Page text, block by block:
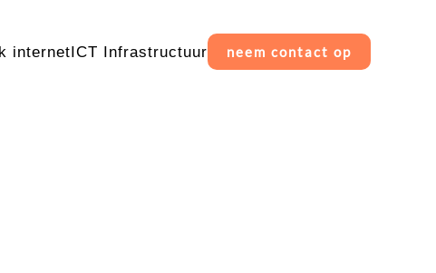
internetICT Infrastructuur neem contact op